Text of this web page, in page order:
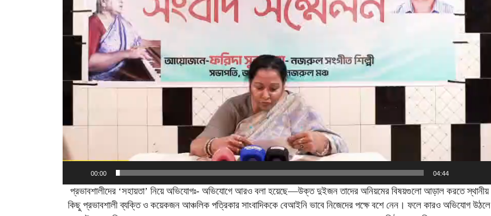
00:00 04:44
প্রভাবশালীদের ‘সহায়তা’ নিয়ে অভিযোগঃ- অভিযোগে আরও বলা হয়েছে—উক্ত দুইজন তাদের অনিয়মের বিষয়গুলো আড়াল করতে স্থানীয়
কিছু প্রভাবশালী ব্যক্তি ও কয়েকজন আঞ্চলিক পত্রিকার সাংবাদিককে বেআইনি ভাবে নিজেদের পক্ষে বশে নেন। ফলে কারও অভিযোগ উঠলে